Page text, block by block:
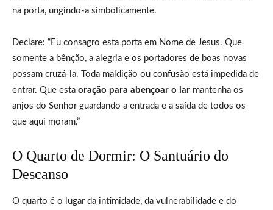
na porta, ungindo-a simbolicamente.
Declare: “Eu consagro esta porta em Nome de Jesus. Que
somente a bênção, a alegria e os portadores de boas novas
possam cruzá-la. Toda maldição ou confusão está impedida de
entrar. Que esta oração para abençoar o lar mantenha os
anjos do Senhor guardando a entrada e a saída de todos os
que aqui moram.”
O Quarto de Dormir: O Santuário do
Descanso
O quarto é o lugar da intimidade, da vulnerabilidade e do